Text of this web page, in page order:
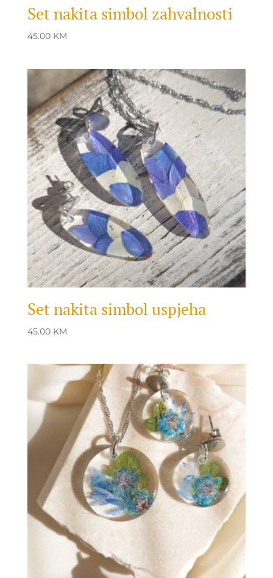
Set nakita simbol zahvalnosti
45.00 KM
Set nakita simbol uspjeha
45.00 KM